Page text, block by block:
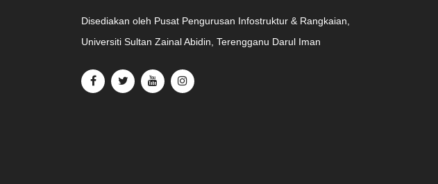
Disediakan oleh Pusat Pengurusan Infostruktur & Rangkaian,
Universiti Sultan Zainal Abidin, Terengganu Darul Iman